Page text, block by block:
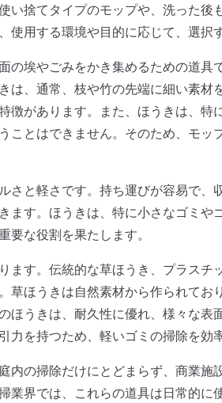
い捨てタイプのモップや、洗った後
使用する環境や目的に応じて、選択
の埃やごみをかき集めるための道具
は、通常、枝や竹の先端に細い素材
徴があります。また、ほうきは、特
ことはできません。そのため、モッ
さと軽さです。持ち運びが容易で、
ます。ほうきは、特に小さなゴミや
要な役割を果たします。
ます。伝統的な草ほうき、プラスチ
草ほうきは自然素材から作られてお
ほうきは、耐久性に優れ、様々な表
力を持つため、軽いゴミの掃除を効
内の掃除だけにとどまらず、商業施
業界では、これらの道具は日常的に